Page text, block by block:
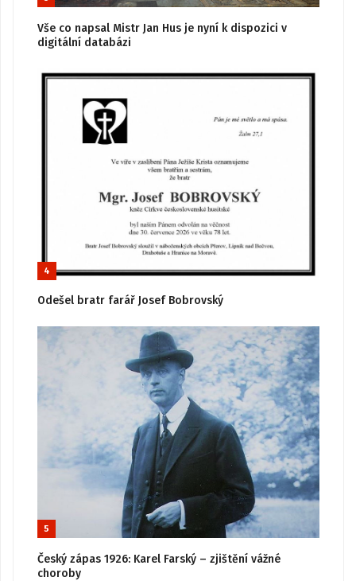
Vše co napsal Mistr Jan Hus je nyní k dispozici v
digitální databázi
4
Odešel bratr farář Josef Bobrovský
5
Český zápas 1926: Karel Farský – zjištění vážné
choroby